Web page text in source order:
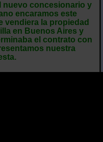
nuevo concesionario y
encaramos este
vendiera la propiedad
en Buenos Aires y
el contrato con
nuestra